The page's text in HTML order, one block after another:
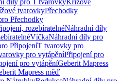
díly pro T tvarovkyKřížové
tvarovkyPřechodky
Přechodky
rozebíratelnéNáhradní díly
VíčkaNáhradní díly pro
PřipojeníT tvarovky pro
pro vytápěníPřipojení pro
pro vytápěníGeberit Mapress
Mapress měď